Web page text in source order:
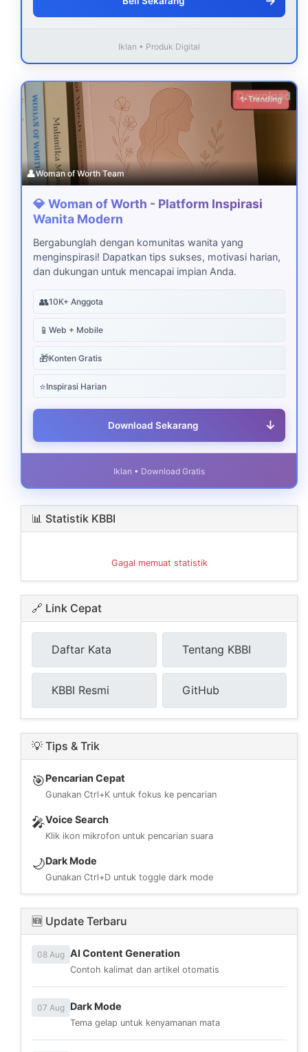
Iklan • Produk Digital
Download
✨ Trending
👤Woman of Worth Team
💎 Woman of Worth - Platform Inspirasi
Wanita Modern
Bergabunglah dengan komunitas wanita yang
menginspirasi! Dapatkan tips sukses, motivasi harian,
dan dukungan untuk mencapai impian Anda.
👥10K+ Anggota
📱 Web + Mobile
🎁Konten Gratis
⭐Inspirasi Harian
Download Sekarang ↓
Iklan • Download Gratis
📊 Statistik KBBI
Gagal memuat statistik
🔗 Link Cepat
Daftar Kata Tentang KBBI
KBBI Resmi GitHub
💡 Tips & Trik
🎯Pencarian Cepat
Gunakan Ctrl+K untuk fokus ke pencarian
🎤Voice Search
Klik ikon mikrofon untuk pencarian suara
🌙Dark Mode
Gunakan Ctrl+D untuk toggle dark mode
🆕 Update Terbaru
08 Aug AI Content Generation
Contoh kalimat dan artikel otomatis
07 Aug Dark Mode
Tema gelap untuk kenyamanan mata